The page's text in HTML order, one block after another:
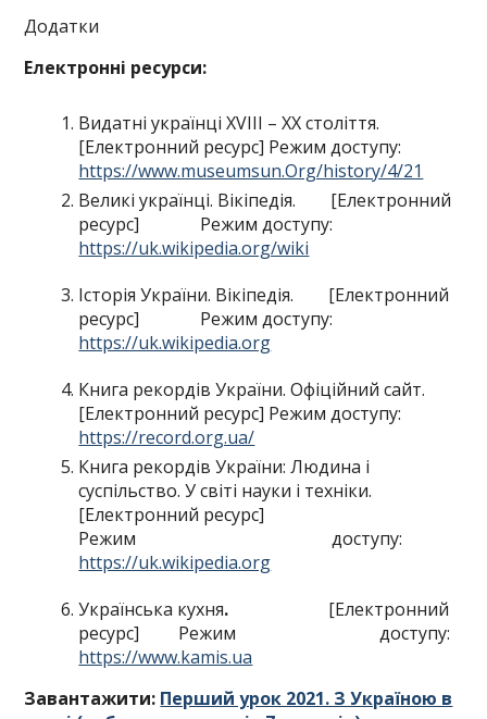
Додатки
Електронні ресурси:
Видатні українці XVIII – XX століття.
[Електронний ресурс] Режим доступу:
https://www.museumsun.Org/history/4/21
Великі українці. Вікіпедія. [Електронний
ресурс] Режим доступу:
https://uk.wikipedia.org/wiki
Історія України. Вікіпедія. [Електронний
ресурс] Режим доступу:
https://uk.wikipedia.org
Книга рекордів України. Офіційний сайт.
[Електронний ресурс] Режим доступу:
https://record.org.ua/
Книга рекордів України: Людина і
суспільство. У світі науки і техніки.
[Електронний ресурс]
Режим доступу:
https://uk.wikipedia.org
Українська кухня. [Електронний
ресурс] Режим доступу:
https://www.kamis.ua
Завантажити: Перший урок 2021. З Україною в